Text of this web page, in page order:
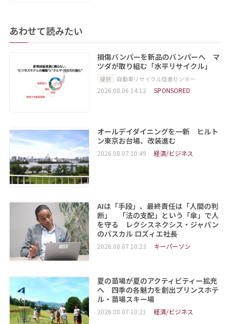
あわせて読みたい
損傷バンパーを新品のバンパーへ マ
ツダが取り組む「水平リサイクル」
提供 自動車リサイクル促進センター
2026.08.06 14:12 SPONSORED
オールデイダイニングを一新 ヒルト
ン東京お台場、改装進む
2026.08.07 10:49 経済/ビジネス
AIは「手段」、最終責任は「人間の判
断」 「法の支配」という「傘」で人
を守る レクシスネクシス・ジャパン
のパスカル ロズィエ社長
2026.08.07 10:23 キーパーソン
夏の苗場が夏のアクティビティー拡充
へ 四季の各魅力を創出プリンスホテ
ル・苗場スキー場
2026.08.07 10:21 経済/ビジネス